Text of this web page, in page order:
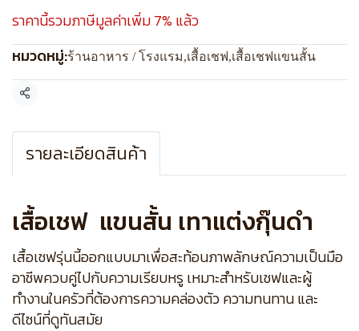
ราคานี้รวมภาษีมูลค่าเพิ่ม 7% แล้ว
หมวดหมู่:ร้านอาหาร / โรงแรม,เสื้อเชฟ,เสื้อเชฟแขนสั้น
แชร์
รายละเอียดสินค้า
เสื้อเชฟ แขนสั้น เทาแต่งกุ๊นดำ
เสื้อเชฟรุ่นนี้ออกแบบมาเพื่อสะท้อนภาพลักษณ์ความเป็นมือ
อาชีพควบคู่ไปกับความเรียบหรู เหมาะสำหรับเชฟและผู้
ทำงานในครัวที่ต้องการความคล่องตัว ความทนทาน และ
ดีไซน์ที่ดูทันสมัย